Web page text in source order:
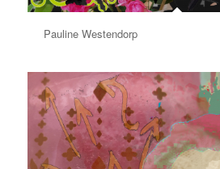
Pauline Westendorp